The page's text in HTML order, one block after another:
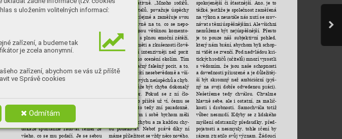
s uložením volitelných informací:
zařízení, a budeme tak
je zcela anonymní.
zařízení, abychom se vás už příště
ve Správě cookies
Odmítám
líme svůj „dokonalý život“. Falešný,
konzumní a instantní. Chlubíme se
restaurací,
dát najevo, kým jsme doopravdy.
mí je především psychická vyrov-
nanost a osobní harmonie.
rodině,
le a později i v
sledujete malé dítě, zjistíte,
dokáže spontánně radovat téměř ze
všeho,
co se mu podaří. Je se sebou
hodnotit negativně. „Mnoho rodičů,
mnohdy
učitelů, považuje úspěchy
samozřejmé a zaměřuje svou
hlavně na to, co se nepo-
jsou většinou komento-
vány bohatěji s plnou emoční zátěží,
a tak paměti a zkušenosti člově-
ka uchovávají intenzivněji než pocit
jeho ocenění okolím.
Tím
opačný falešný pocit, a to,
že se jedinec
cítí nesebevědomě a vší-
svých neúspěchů a chyb.
může být chyba dokonalý
faktor. Pokud se z ní člo-
pro příště už ví, čemu se
to tedy zní paradoxně,
druhým i sobě bychom měli
chybu a za každou chy-
bu poděkovat. Neboť právě díky ní
máme příležitost se vždy něco nového,
spokojenější či šťastnější. Ano, je to
těžké, jestliže je společnost zaměřená
na výkon a neustále nás nutí se srov-
návat s těmi úspěšnějšími. Ale všichni
nemůžeme být nejúspěšnější. Přesto
je to pouze náš subjektivní pohled,
který nám brání, abychom byli schop-
ni vidět se zvenčí. Pod nadvládou kri-
tických rodičů (učitelů) mnozí vyrostli
s vědomím, že jsou naše schopnosti
a dovednosti přirozené a je důležitěj-
ší být skromný než ambiciózní (pyš-
ný na svoji dobře odvedenou práci).
Nešetřeme tedy chválou.
Chvalme
hlavně sebe, ale i ostatní, za malič-
kosti i drobnosti. Samochvála totiž
vůbec nesmrdí. Kdyby se z lidského
myšlení odstranily předsudky, před-
pojatosti a nesmysly, tohle rčení by
rázem ztratilo svůj význam. Žádoucí